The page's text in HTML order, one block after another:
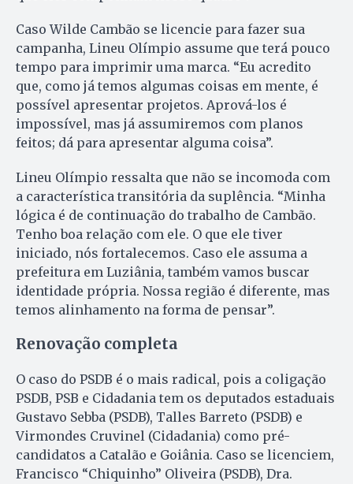
Caso Wilde Cambão se licencie para fazer sua
campanha, Lineu Olímpio assume que terá pouco
tempo para imprimir uma marca. “Eu acredito
que, como já temos algumas coisas em mente, é
possível apresentar projetos. Aprová-los é
impossível, mas já assumiremos com planos
feitos; dá para apresentar alguma coisa”.
Lineu Olímpio ressalta que não se incomoda com
a característica transitória da suplência. “Minha
lógica é de continuação do trabalho de Cambão.
Tenho boa relação com ele. O que ele tiver
iniciado, nós fortalecemos. Caso ele assuma a
prefeitura em Luziânia, também vamos buscar
identidade própria. Nossa região é diferente, mas
temos alinhamento na forma de pensar”.
Renovação completa
O caso do PSDB é o mais radical, pois a coligação
PSDB, PSB e Cidadania tem os deputados estaduais
Gustavo Sebba (PSDB), Talles Barreto (PSDB) e
Virmondes Cruvinel (Cidadania) como pré-
candidatos a Catalão e Goiânia. Caso se licenciem,
Francisco “Chiquinho” Oliveira (PSDB), Dra.